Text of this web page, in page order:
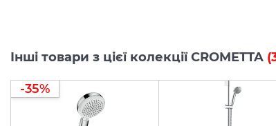
Інші товари з цієї колекції CROMETTA
-35%